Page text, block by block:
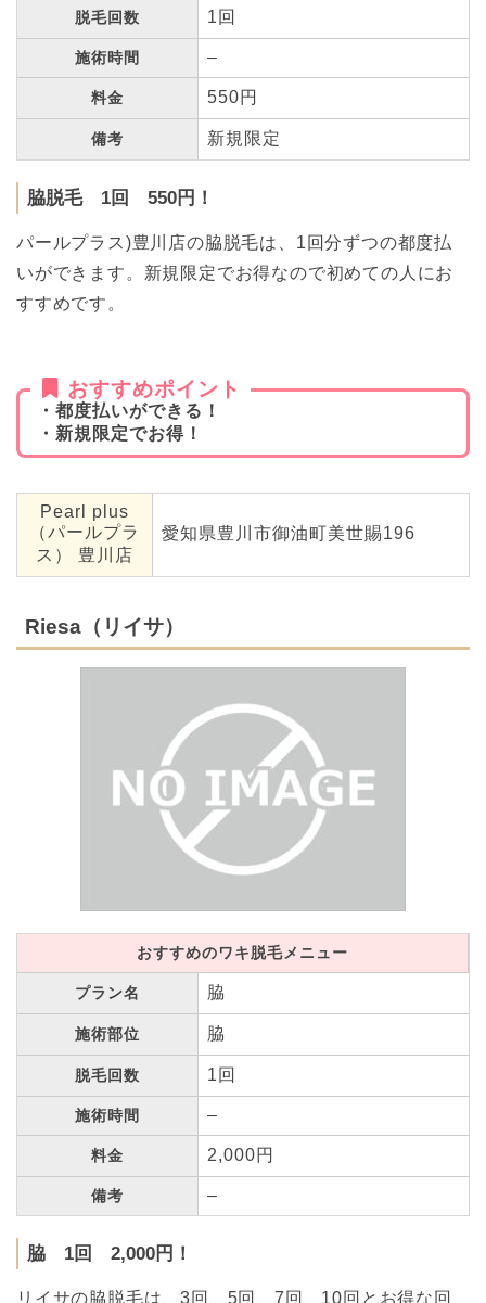
脱毛回数 1回
施術時間 –
料金 550円
備考 新規限定
脇脱毛 1回 550円！
パールプラス)豊川店の脇脱毛は、1回分ずつの都度払
いができます。新規限定でお得なので初めての人にお
すすめです。
おすすめポイント
・都度払いができる！
・新規限定でお得！
Pearl plus
（パールプラ
ス） 豊川店
愛知県豊川市御油町美世賜196
Riesa（リイサ）
おすすめのワキ脱毛メニュー
プラン名 脇
施術部位 脇
脱毛回数 1回
施術時間 –
料金 2,000円
備考 –
脇 1回 2,000円！
リイサの脇脱毛は、3回、5回、7回、10回とお得な回